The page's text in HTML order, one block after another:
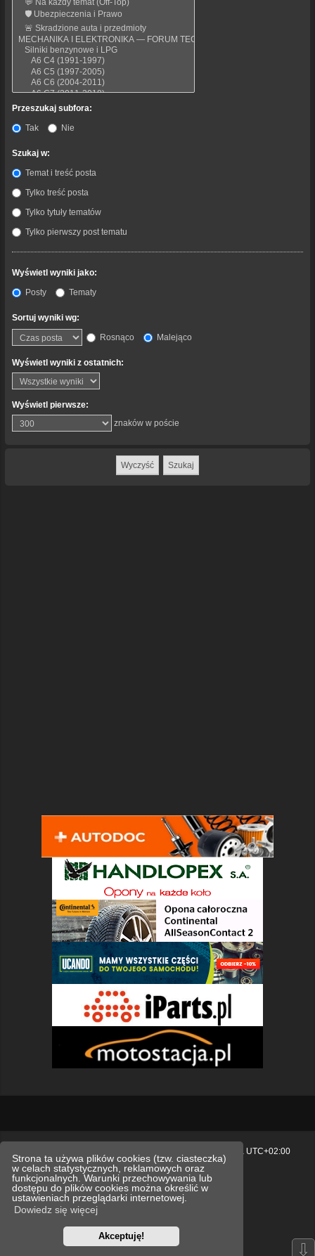
Strona ta używa plików cookies (tzw. ciasteczka)
w celach statystycznych, reklamowych oraz
funkcjonalnych. Warunki przechowywania lub
dostępu do plików cookies można określić w
ustawieniach przeglądarki internetowej.
Dowiedz się więcej
Akceptuję!
Przeszukaj subfora:
Tak
Nie
Szukaj w:
Temat i treść posta
Tylko treść posta
Tylko tytuły tematów
Tylko pierwszy post tematu
Wyświetl wyniki jako:
Posty
Tematy
Sortuj wyniki wg:
Rosnąco
Malejąco
Wyświetl wyniki z ostatnich:
Wyświetl pierwsze:
znaków w poście
Strefa czasowa UTC+02:00
Polityka prywatności.
Technologię dostarczaphpBB® Forum Software © phpBB Limited
Polski pakiet językowy dostarczaphpBB.pl
we_universal created by INVENTEA & v12mike
phpBB SEO ⇩